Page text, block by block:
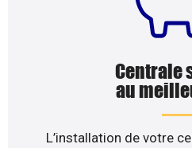
Centrale
au
L’installation de votre